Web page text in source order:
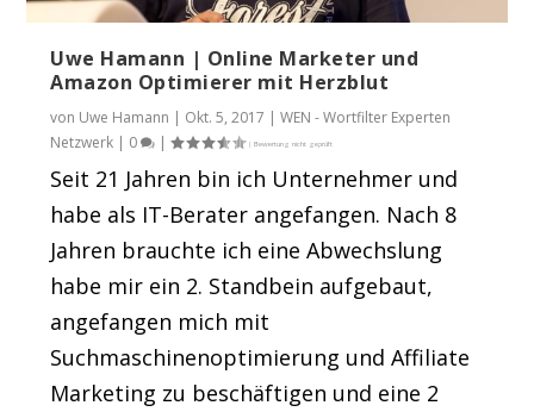
Uwe Hamann | Online Marketer und
Amazon Optimierer mit Herzblut
von Uwe Hamann | Okt. 5, 2017 |WEN - Wortfilter Experten
Netzwerk | 0 |
Seit 21 Jahren bin ich Unternehmer und
habe als IT-Berater angefangen. Nach 8
Jahren brauchte ich eine Abwechslung
habe mir ein 2. Standbein aufgebaut,
angefangen mich mit
Suchmaschinenoptimierung und Affiliate
Marketing zu beschäftigen und eine 2